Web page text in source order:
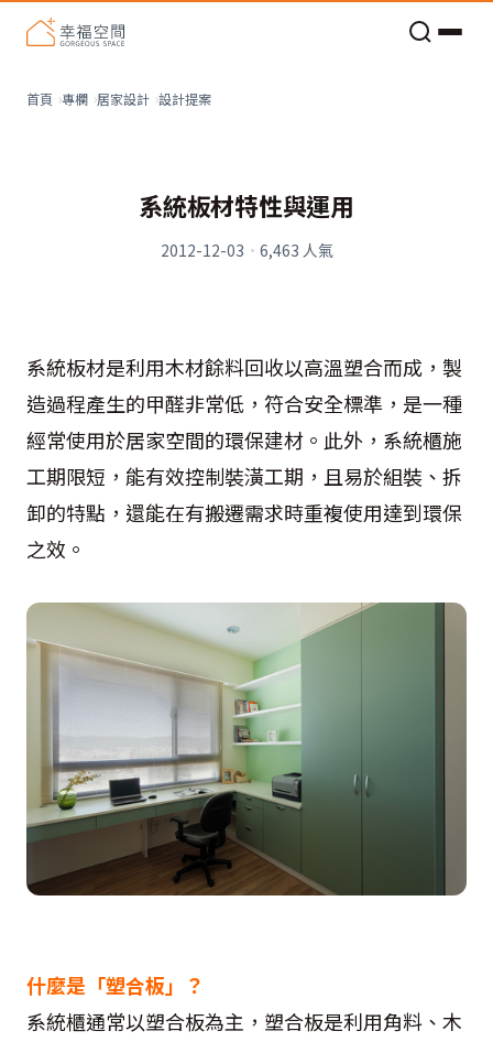
首頁 專欄 居家設計 設計提案
系統板材特性與運用
2012-12-03 · 6,463 人氣
系統板材是利用木材餘料回收以高溫塑合而成，製
造過程產生的甲醛非常低，符合安全標準，是一種
經常使用於居家空間的環保建材。此外，系統櫃施
工期限短，能有效控制裝潢工期，且易於組裝、拆
卸的特點，還能在有搬遷需求時重複使用達到環保
之效。
什麼是「塑合板」？
系統櫃通常以塑合板為主，塑合板是利用角料、木